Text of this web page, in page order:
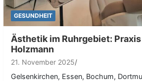
GESUNDHEIT
Ästhetik im Ruhrgebiet:
Holzmann
21. November 2025
Gelsenkirchen, Essen, Bochum,